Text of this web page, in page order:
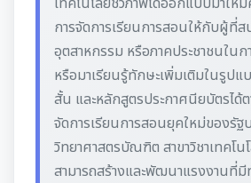
การจัดการเรียนการสอนให้กับผู้ที่ส
อุตสาหกรรม หรือภาคประชาชนใน
หรือมาเรียนรู้ทักษะเพิ่มเติมในรูปแ
สั้น และหลักสูตรประกาศนียบัตรได้
จัดการเรียนการสอนยุคใหม่ของรัฐ
วิทยาศาสตรบัณฑิต สาขาวิชาเทคโน
สามารถสร้างและพัฒนาแรงงานที่มี